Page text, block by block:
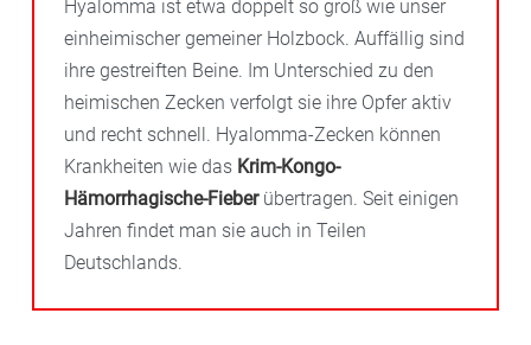
Hyalomma ist etwa doppelt so groß wie unser
einheimischer gemeiner Holzbock. Auffällig sind
ihre gestreiften Beine. Im Unterschied zu den
heimischen Zecken verfolgt sie ihre Opfer aktiv
und recht schnell. Hyalomma-Zecken können
Krankheiten wie das Krim-Kongo-
Hämorrhagische-Fieberübertragen. Seit einigen
Jahren findet man sie auch in Teilen
Deutschlands.